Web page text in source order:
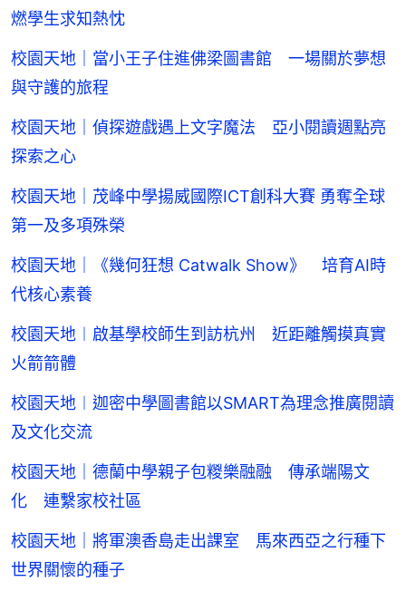
燃學生求知熱忱
校園天地｜當小王子住進佛梁圖書館 一場關於夢想
與守護的旅程
校園天地｜偵探遊戲遇上文字魔法 亞小閱讀週點亮
探索之心
校園天地｜茂峰中學揚威國際ICT創科大賽 勇奪全球
第一及多項殊榮
校園天地｜《幾何狂想 Catwalk Show》 培育AI時
代核心素養
校園天地︱啟基學校師生到訪杭州 近距離觸摸真實
火箭箭體
校園天地︱迦密中學圖書館以SMART為理念推廣閱讀
及文化交流
校園天地｜德蘭中學親子包糉樂融融 傳承端陽文
化 連繫家校社區
校園天地｜將軍澳香島走出課室 馬來西亞之行種下
世界關懷的種子